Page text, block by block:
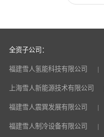
全资子公司：
福建雪人氢能科技有限公司
上海雪人新能源技术有限公司
福建雪人震巽发展有限公司
福建雪人制冷设备有限公司